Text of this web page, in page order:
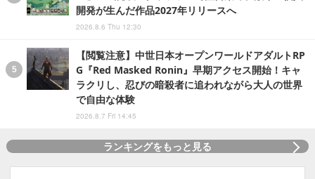
開発が生んだ作品2027年リリースへ
2026.8.6 Thu 12:30
【閲覧注意】中世日本オープンワールドアダルトRP
G『Red Masked Ronin』早期アクセス開始！キャ
ラクリし、忍びの暗殺者に追われながら大人の世界
で自由な体験
2026.8.7 Fri 14:45
ランキングをもっと見る